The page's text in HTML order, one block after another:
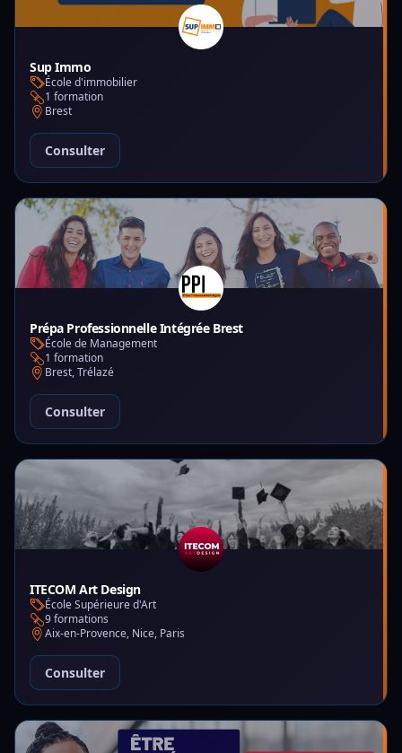
Sup Immo
École d'immobilier
1 formation
Brest
Consulter
Prépa Professionnelle Intégrée Brest
École de Management
1 formation
Brest, Trélazé
Consulter
ITECOM Art Design
École Supérieure d'Art
9 formations
Aix-en-Provence, Nice, Paris
Consulter